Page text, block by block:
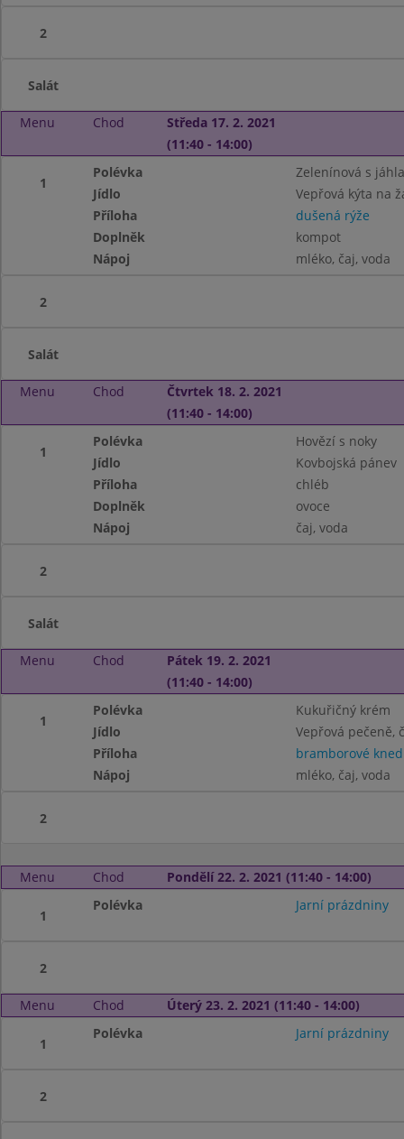
2
Salát
Menu Chod
Středa 17. 2. 2021
(11:40 - 14:00)
1
Polévka
Zelenínová s
Jídlo
Vepřová kýta na
Příloha
dušená rýže
Doplněk
kompot
Nápoj
mléko, čaj, voda
2
Salát
Menu Chod
Čtvrtek 18. 2. 2021
(11:40 - 14:00)
1
Polévka
Hovězí s noky
Jídlo
Kovbojská pánev
Příloha
chléb
Doplněk
ovoce
Nápoj
čaj, voda
2
Salát
Menu Chod
Pátek 19. 2. 2021
(11:40 - 14:00)
1
Polévka
Kukuřičný krém
Jídlo
Vepřová pečeně,
Příloha
bramborové
Nápoj
mléko, čaj, voda
2
Menu Chod Pondělí 22. 2. 2021 (11:40 - 14:00)
1
Polévka Jarní prázdniny
2
Menu Chod Úterý 23. 2. 2021 (11:40 - 14:00)
1
Polévka Jarní prázdniny
2